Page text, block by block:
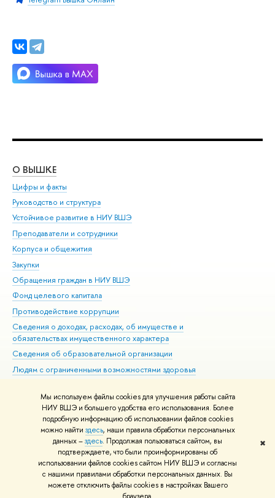
Мы используем файлы cookies для улучшения работы сайта
НИУ ВШЭ и большего удобства его использования. Более
подробную информацию об использовании файлов cookies
можно найти здесь, наши правила обработки персональных
данных –здесь. Продолжая пользоваться сайтом, вы
подтверждаете, что были проинформированы об
использовании файлов cookies сайтом НИУ ВШЭ и согласны
с нашими правилами обработки персональных данных. Вы
можете отключить файлы cookies в настройках Вашего
✖
О ВЫШКЕ
Цифры и факты
Руководство и структура
Устойчивое развитие в НИУ ВШЭ
Преподаватели и сотрудники
Корпуса и общежития
Закупки
Обращения граждан в НИУ ВШЭ
Фонд целевого капитала
Противодействие коррупции
Сведения о доходах, расходах, об имуществе и
обязательствах имущественного характера
Сведения об образовательной организации
Людям с ограниченными возможностями здоровья
Работа в Вышке
© НИУ ВШЭ 1993–2026 Адреса и контакты Условия использования
материалов Политика конфиденциальности Карта сайта
Шрифты HSE Sans и HSE Slab разработаны вШколе дизайна НИУ ВШЭ